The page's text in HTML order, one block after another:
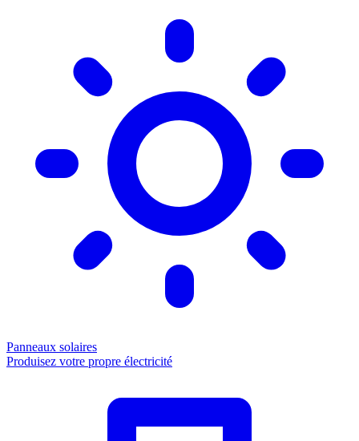
Panneaux solaires
Produisez votre propre électricité